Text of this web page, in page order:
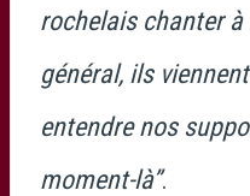
rochelais chanter
général, ils
entendre nos
moment-là”.